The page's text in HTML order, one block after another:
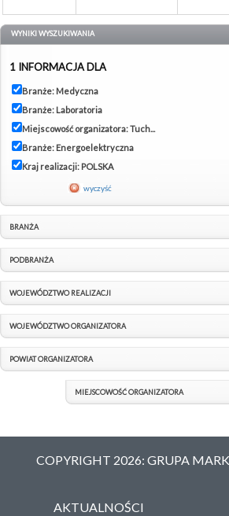
WYNIKI WYSZUKIWANIA
1 INFORMACJA DLA
Branże: Medyczna
Branże: Laboratoria
Miejscowość organizatora: Tuch...
Branże: Energoelektryczna
Kraj realizacji: POLSKA
wyczyść
BRANŻA
PODBRANŻA
WOJEWÓDZTWO REALIZACJI
WOJEWÓDZTWO ORGANIZATORA
POWIAT ORGANIZATORA
MIEJSCOWOŚĆ ORGANIZATORA
COPYRIGHT 2026: GRUPA
AKTUALNOŚCI